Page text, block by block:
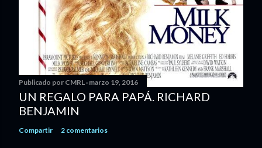
Publicado por CMRL marzo 19, 2016
UN REGALO PARA PAPÁ. RICHARD
BENJAMIN
Compartir 2 comentarios